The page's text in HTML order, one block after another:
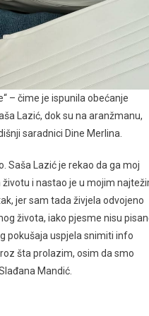
– čime je ispunila obećanje
Lazić, dok su na aranžmanu,
saradnici Dine Merlina.
Saša Lazić je rekao da ga moj
i nastao je u mojim
jer sam tada živjela odvojeno
života, iako pjesme nisu
pokušaja uspjela snimiti info
šta prolazim, osim da smo
Mandić.